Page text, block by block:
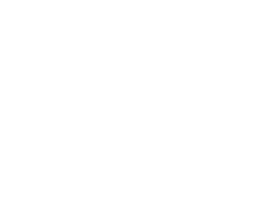
す。